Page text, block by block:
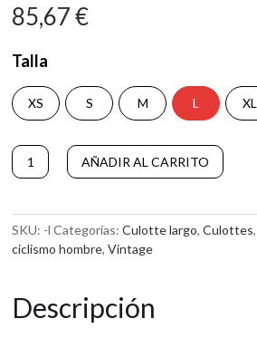
85,67€
Talla
XS S M L XL
Culotte
Largo
cantidad
AÑADIR AL CARRITO
A
t
e
r
t
SKU: -l Categorías:Culotte largo,Culottes,
ciclismo hombre,Vintage
Descripción